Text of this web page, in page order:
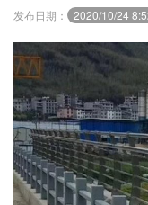
发布日期： 2020/10/24